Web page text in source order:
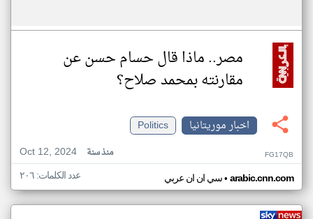
مصر.. ماذا قال حسام حسن عن
مقارنته بمحمد صلاح؟
اخبار موريتانيا
Politics
Oct 12, 2024
منذ سنة FG17QB
سي ان ان عربي• arabic.cnn.com عدد الكلمات: ٢٠٦